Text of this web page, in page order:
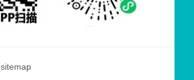
sitemap